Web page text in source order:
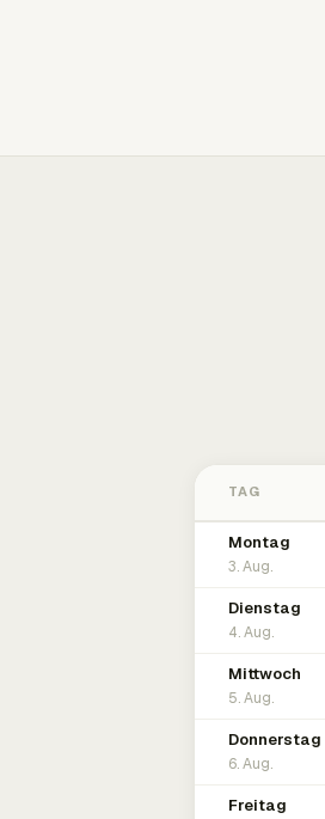
TAG
Montag
3. Aug.
Dienstag
4. Aug.
Mittwoch
5. Aug.
Donnerstag
6. Aug.
Freitag